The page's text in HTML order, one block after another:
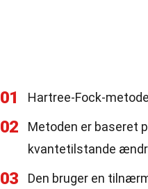
01 Hartree-Fock-
02 Metoden er baseret
kvantetilstande
03
Den bruger en